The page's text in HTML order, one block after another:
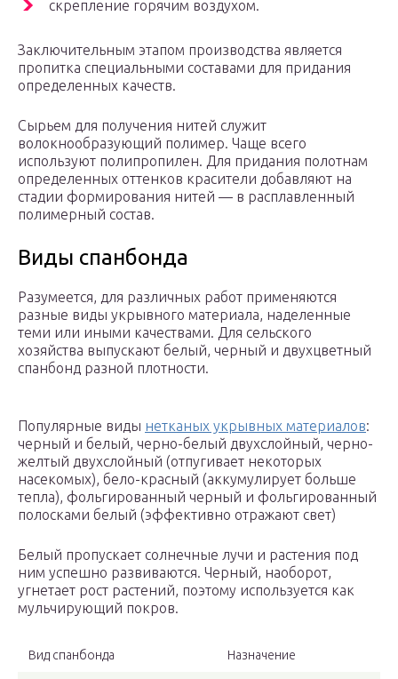
скрепление горячим воздухом.
Заключительным этапом производства является
пропитка специальными составами для придания
определенных качеств.
Сырьем для получения нитей служит
волокнообразующий полимер. Чаще всего
используют полипропилен. Для придания полотнам
определенных оттенков красители добавляют на
стадии формирования нитей — в расплавленный
полимерный состав.
Виды спанбонда
Разумеется, для различных работ применяются
разные виды укрывного материала, наделенные
теми или иными качествами. Для сельского
хозяйства выпускают белый, черный и двухцветный
спанбонд разной плотности.
Популярные виды нетканых укрывных материалов:
черный и белый, черно-белый двухслойный, черно-
желтый двухслойный (отпугивает некоторых
насекомых), бело-красный (аккумулирует больше
тепла), фольгированный черный и фольгированный
полосками белый (эффективно отражают свет)
Белый пропускает солнечные лучи и растения под
ним успешно развиваются. Черный, наоборот,
угнетает рост растений, поэтому используется как
мульчирующий покров.
Вид спанбонда Назначение